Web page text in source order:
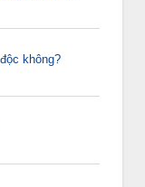
không?